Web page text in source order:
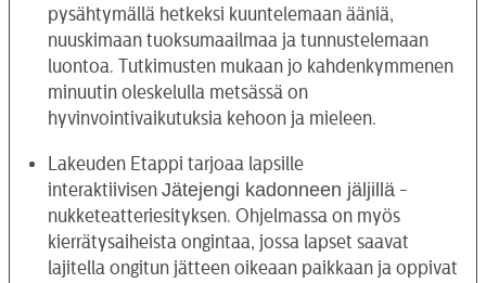
pysähtymällä hetkeksi kuuntelemaan ääniä,
nuuskimaan tuoksumaailmaa ja tunnustelemaan
luontoa. Tutkimusten mukaan jo kahdenkymmenen
minuutin oleskelulla metsässä on
hyvinvointivaikutuksia kehoon ja mieleen.
Lakeuden Etappi tarjoaa lapsille
interaktiivisen Jätejengi kadonneen jäljillä -
nukketeatteriesityksen. Ohjelmassa on myös
kierrätysaiheista ongintaa, jossa lapset saavat
lajitella ongitun jätteen oikeaan paikkaan ja oppivat